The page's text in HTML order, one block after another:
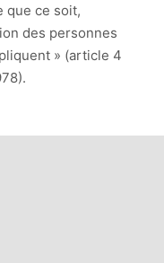
que ce soit,
des personnes
» (article 4